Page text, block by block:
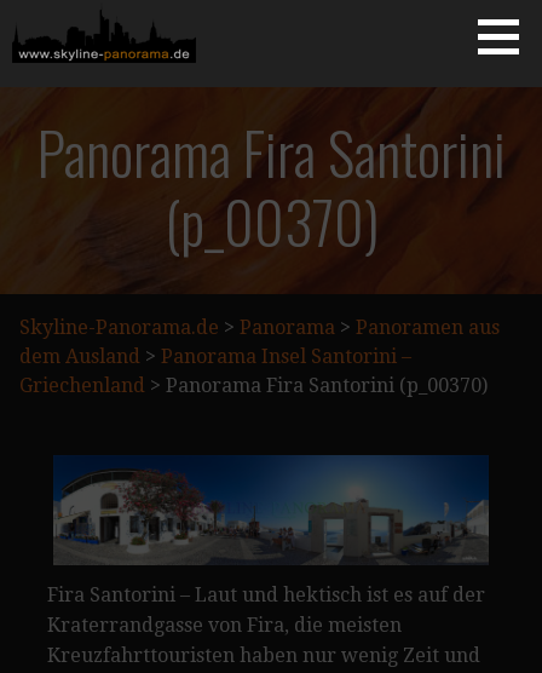
Inhalt
springen
SKYLINE-PANORAMA.DE
Panorama Fira Santorini
(p_00370)
Skyline-Panorama.de > Panorama > Panoramen aus
dem Ausland > Panorama Insel Santorini –
Griechenland > Panorama Fira Santorini (p_00370)
Fira Santorini – Laut und hektisch ist es auf der
Kraterrandgasse von Fira, die meisten
Kreuzfahrttouristen haben nur wenig Zeit und